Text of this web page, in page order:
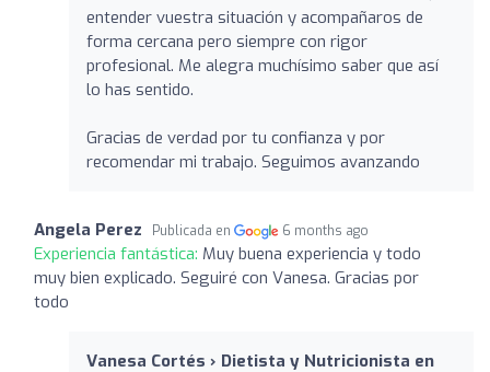
entender vuestra situación y acompañaros de
forma cercana pero siempre con rigor
profesional. Me alegra muchísimo saber que así
lo has sentido.
Gracias de verdad por tu confianza y por
recomendar mi trabajo. Seguimos avanzando
Angela Perez Publicada en 6 months ago
Experiencia fantástica: Muy buena experiencia y todo
muy bien explicado. Seguiré con Vanesa. Gracias por
todo
Vanesa Cortés › Dietista y Nutricionista en